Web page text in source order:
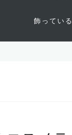
飾ってい